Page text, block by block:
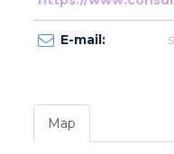
E-mail:
Map